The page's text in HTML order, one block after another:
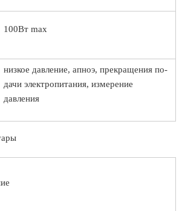
100Вт max
низкое давление, апноэ, прекращения по­
да­чи электропитания, измерение
давления